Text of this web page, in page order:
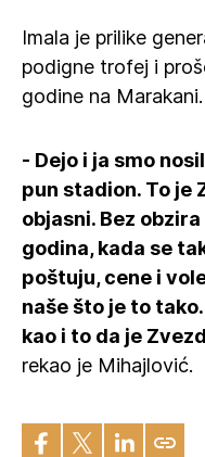
Imala je prilike
podigne trofej i
godine na Marakani.
- Dejo i ja smo
pun stadion. To je
objasni. Bez
godina, kada se
poštuju, cene i
naše što je to
kao i to da je
rekao je Mihajlović.